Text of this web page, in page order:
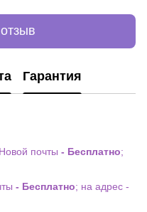
Гарантия
почты - Бесплатно;
- Бесплатно; на адрес -